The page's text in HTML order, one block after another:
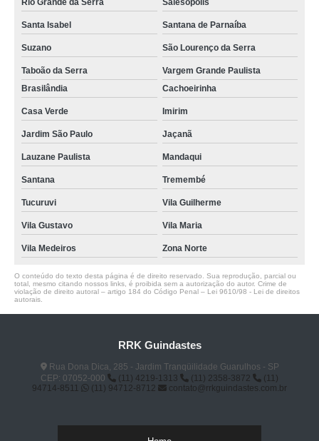
Rio Grande da Serra Salesópolis
Santa Isabel Santana de Parnaíba
Suzano São Lourenço da Serra
Taboão da Serra
Vargem Grande Paulista
Brasilândia
Cachoeirinha
Casa Verde Imirim
Jardim São Paulo Jaçanã
Lauzane Paulista Mandaqui
Santana Tremembé
Tucuruvi Vila Guilherme
Vila Gustavo Vila Maria
Vila Medeiros Zona Norte
O conteúdo do texto desta página é de direito reservado. Sua reprodução, parcial ou
total, mesmo citando nossos links, é proibida sem a autorização do autor. Crime de
violação de direito autoral – artigo 184 do Código Penal – Lei 9610/98 - Lei de direitos
autorais.
RRK Guindastes
Rua Dona Dica, 285 - Jardim Tranqüilidade Guarulhos - SP
CEP: 07052-000
(11) 4219-1313 (11) 2358-3872
(11)
94714-8511
(11) 94712-8712 contato@rrkguindastes.com.br